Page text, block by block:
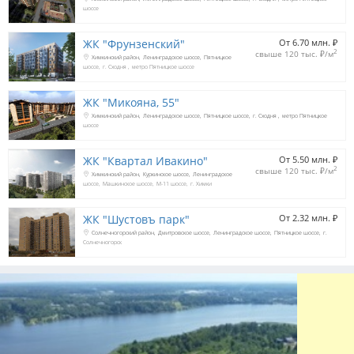
шоссе
ЖК "Фрунзенский" От 6.70 млн. ₽
свыше 120 тыс. ₽/м2
Химкинский район Ленинградское шоссе Пятницкое
шоссе г. Сходня метро Пятницкое шоссе
ЖК "Микояна, 55"
Химкинский район Ленинградское шоссе Пятницкое шоссе г. Сходня
метро Пятницкое
шоссе
ЖК "Квартал Ивакино" От 5.50 млн. ₽
свыше 120 тыс. ₽/м2
Химкинский район Куркинское шоссе Ленинградское
шоссе Машкинское шоссе М-11 шоссе г. Химки
ЖК "Шустовъ парк" От 2.32 млн. ₽
Солнечногорский район Дмитровское шоссе Ленинградское шоссе Пятницкое шоссе г.
Солнечногорск